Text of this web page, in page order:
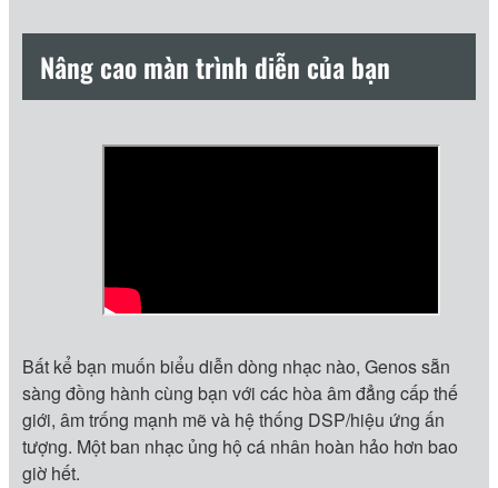
Nâng cao màn trình diễn của bạn
Bất kể bạn muốn biểu diễn dòng nhạc nào, Genos sẵn
sàng đồng hành cùng bạn với các hòa âm đẳng cấp thế
giới, âm trống mạnh mẽ và hệ thống DSP/hiệu ứng ấn
tượng. Một ban nhạc ủng hộ cá nhân hoàn hảo hơn bao
giờ hết.